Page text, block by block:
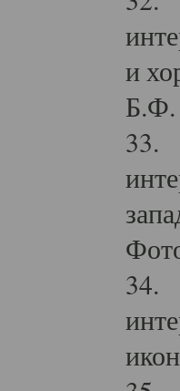
и
Б.Ф.
33.
34.